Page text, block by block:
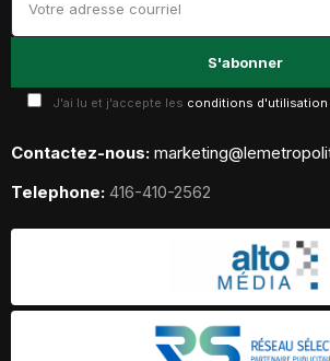
J'ai lu et j'accepte les conditions d'utilisation
Contactez-nous:
Telephone: 416-410-2562